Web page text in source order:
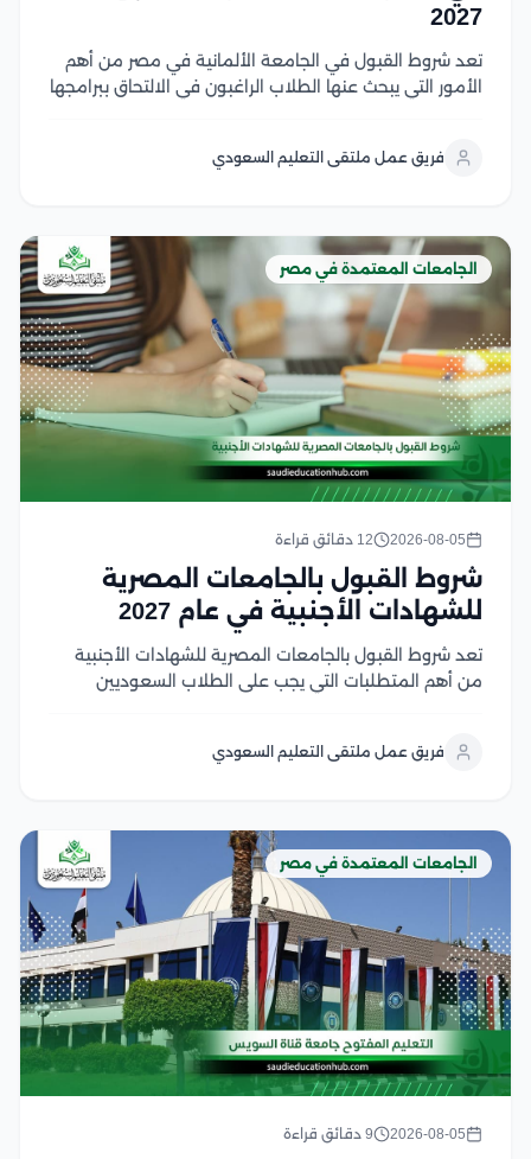
2027
تعد شروط القبول في الجامعة الألمانية في مصر من أهم
الأمور التي يبحث عنها الطلاب الراغبون في الالتحاق ببرامجها
المطلوبة، واستيفاء معايير القبول، وتقديم المستندات
فريق عمل ملتقى التعليم السعودي
الجامعات المعتمدة في مصر
2026-08-05 12 دقائق قراءة
شروط القبول بالجامعات المصرية
للشهادات الأجنبية في عام 2027
تعد شروط القبول بالجامعات المصرية للشهادات الأجنبية
من أهم المتطلبات التي يجب على الطلاب السعوديين
الشهادة، واستيفاء المواد المؤهلة، وتحقيق متطلبات
فريق عمل ملتقى التعليم السعودي
الجامعات المعتمدة في مصر
2026-08-05 9 دقائق قراءة